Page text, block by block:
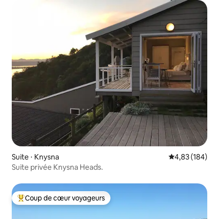
Suite ⋅ Knysna Évaluation
4,83 (184)
Suite privée Knysna Heads.
Coups de cœur voyageurs les plus appréciés
Coup de cœur voyageurs